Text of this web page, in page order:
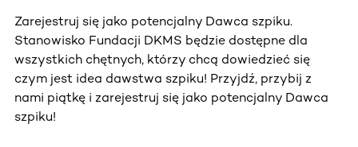
Zarejestruj się jako potencjalny Dawca szpiku.
Stanowisko Fundacji DKMS będzie dostępne dla
wszystkich chętnych, którzy chcą dowiedzieć się
czym jest idea dawstwa szpiku! Przyjdź, przybij z
nami piątkę i zarejestruj się jako potencjalny Dawca
szpiku!